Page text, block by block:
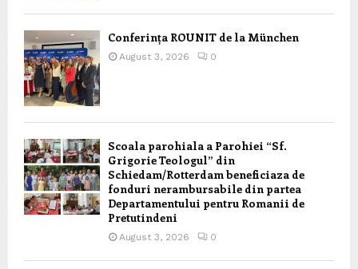
Conferința ROUNIT de la München
August 3, 2026 0
Scoala parohiala a Parohiei “Sf.
Grigorie Teologul” din
Schiedam/Rotterdam beneficiaza de
fonduri nerambursabile din partea
Departamentului pentru Romanii de
Pretutindeni
August 3, 2026 0